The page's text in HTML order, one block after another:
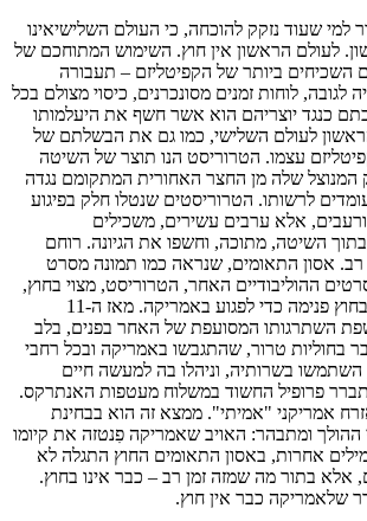
למי שעוד נזקק להוכחה, כי העולם השלישיאינו
לעולם הראשון אין חוץ. השימוש המתוחכם של
השכיחים ביותר של הקפיטליזם – תעבורה
לגובה, לוחות זמנים מסונכרנים, כיסוי מצולם בכל
כנגד יוצריהם הוא אשר חשף את היעלמותו
לעולם השלישי, כמו גם את הבשלתם של
עצמו. הטרוריסט הנו תוצר של השיטה
המנוצל שלה מן החצר האחורית המתקומם נגדה
לרשותו. הטרוריסטים שנטלו חלק בפיגוע
אלא ערבים עשירים, משכילים
השיטה, מתוכה, וחשפו את הגיונה. רוחם
רב. אסון התאומים, שנראה כמו תמונה מסרט
ההוליבודיים האחר, הטרוריסט, מצוי בחוץ,
והוא מאיים להסתנן מבחוץ פנימה כדי לפגוע באמריקה. מאז ה-11
השתרגותו המסועפת של האחר בפנים, בלב
בחוליות טרור, שהתגבשו באמריקה ובכל רחבי
בשרותיה, וניהלו בה למעשה חיים
פרופיל החשוד במשלוח מעטפות האנתרקס.
אמריקני "אמיתי". ממצא זה הוא בבחינת
ההולך ומתבהר: האויב שאמריקה פִנטזה את קיומו
אחרות, באסון התאומים החוץ התגלה לא
אלא בתור מה שמזה זמן רב – כבר אינו בחוץ.
שלאמריקה כבר אין חוץ.